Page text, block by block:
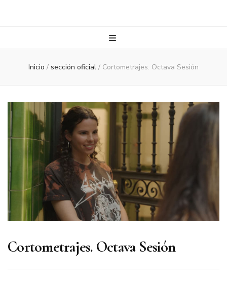
Inicio / sección oficial / Cortometrajes. Octava Sesión
Cortometrajes. Octava Sesión